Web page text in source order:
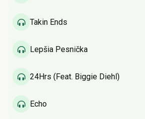
Takin Ends
Lepšia Pesnička
24Hrs (Feat. Biggie Diehl)
Echo